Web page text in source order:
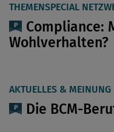
THEMENSPECIAL
Compliance:
Wohlverhalten?
AKTUELLES & MEINUNG
Die BCM-